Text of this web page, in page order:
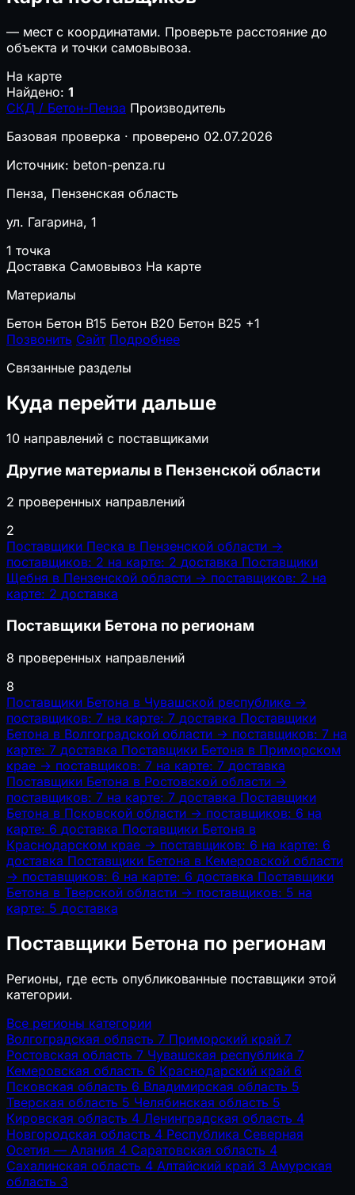
— мест с координатами. Проверьте расстояние до
объекта и точки самовывоза.
На карте
Найдено: 1
СКД / Бетон-Пенза Производитель
Базовая проверка · проверено 02.07.2026
Источник: beton-penza.ru
Пенза, Пензенская область
ул. Гагарина, 1
1 точка
Доставка Самовывоз На карте
Материалы
Бетон Бетон B15 Бетон B20 Бетон B25 +1
Позвонить Сайт Подробнее
Связанные разделы
Куда перейти дальше
10 направлений с поставщиками
Другие материалы в Пензенской области
2 проверенных направлений
2
Поставщики Песка в Пензенской области →
поставщиков: 2 на карте: 2 доставка Поставщики
Щебня в Пензенской области → поставщиков: 2 на
карте: 2 доставка
Поставщики Бетона по регионам
8 проверенных направлений
8
Поставщики Бетона в Чувашской республике →
поставщиков: 7 на карте: 7 доставка Поставщики
Бетона в Волгоградской области → поставщиков: 7 на
карте: 7 доставка Поставщики Бетона в Приморском
крае → поставщиков: 7 на карте: 7 доставка
Поставщики Бетона в Ростовской области →
поставщиков: 7 на карте: 7 доставка Поставщики
Бетона в Псковской области → поставщиков: 6 на
карте: 6 доставка Поставщики Бетона в
Краснодарском крае → поставщиков: 6 на карте: 6
доставка Поставщики Бетона в Кемеровской области
→ поставщиков: 6 на карте: 6 доставка Поставщики
Бетона в Тверской области → поставщиков: 5 на
карте: 5 доставка
Поставщики Бетона по регионам
Регионы, где есть опубликованные поставщики этой
категории.
Все регионы категории
Волгоградская область 7 Приморский край 7
Ростовская область 7 Чувашская республика 7
Кемеровская область 6 Краснодарский край 6
Псковская область 6 Владимирская область 5
Тверская область 5 Челябинская область 5
Кировская область 4 Ленинградская область 4
Новгородская область 4 Республика Северная
Осетия — Алания 4 Саратовская область 4
Сахалинская область 4 Алтайский край 3 Амурская
область 3